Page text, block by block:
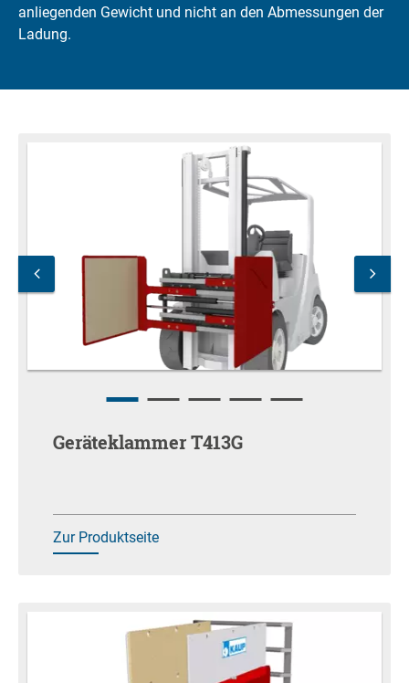
anliegenden Gewicht und nicht an den Abmessungen der
Ladung.
Geräteklammer T413G
Zur Produktseite